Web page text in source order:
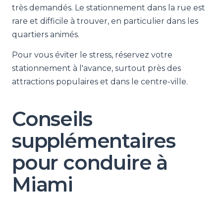
très demandés. Le stationnement dans la rue est
rare et difficile à trouver, en particulier dans les
quartiers animés.
Pour vous éviter le stress, réservez votre
stationnement à l'avance, surtout près des
attractions populaires et dans le centre-ville.
Conseils
supplémentaires
pour conduire à
Miami